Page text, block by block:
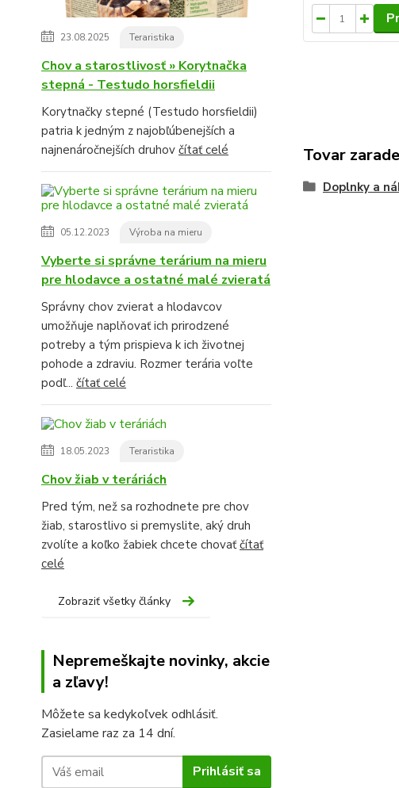
23.08.2025 Teraristika
Chov a starostlivosť » Korytnačka
stepná - Testudo horsfieldii
Korytnačky stepné (Testudo horsfieldii)
patria k jedným z najobľúbenejších a
najnenáročnejších druhov čítať celé
05.12.2023 Výroba na mieru
Vyberte si správne terárium na mieru
pre hlodavce a ostatné malé zvieratá
Správny chov zvierat a hlodavcov
umožňuje naplňovať ich prirodzené
potreby a tým prispieva k ich životnej
pohode a zdraviu. Rozmer terária voľte
podľ... čítať celé
18.05.2023 Teraristika
Chov žiab v teráriách
Pred tým, než sa rozhodnete pre chov
žiab, starostlivo si premyslite, aký druh
zvolíte a koľko žabiek chcete chovaťčítať
celé
Zobraziť všetky články
Nepremeškajte novinky, akcie
a zľavy!
Môžete sa kedykoľvek odhlásiť.
Zasielame raz za 14 dní.
Prihlásiť sa
Tovar
Doplnky a